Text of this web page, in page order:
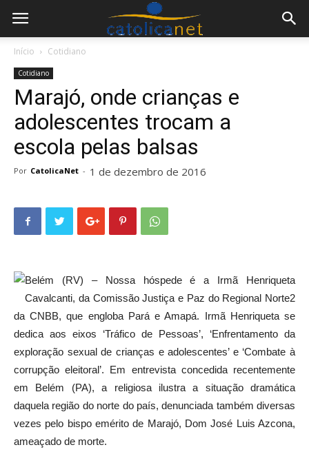
Início Cotidiano
Cotidiano
Marajó, onde crianças e
adolescentes trocam a
escola pelas balsas
Por CatolicaNet - 1 de dezembro de 2016
Belém (RV) – Nossa hóspede é a Irmã Henriqueta
Cavalcanti, da Comissão Justiça e Paz do Regional Norte2
da CNBB, que engloba Pará e Amapá. Irmã Henriqueta se
dedica aos eixos ‘Tráfico de Pessoas’, ‘Enfrentamento da
exploração sexual de crianças e adolescentes’ e ‘Combate à
corrupção eleitoral’. Em entrevista concedida recentemente
em Belém (PA), a religiosa ilustra a situação dramática
daquela região do norte do país, denunciada também diversas
vezes pelo bispo emérito de Marajó, Dom José Luis Azcona,
ameaçado de morte.